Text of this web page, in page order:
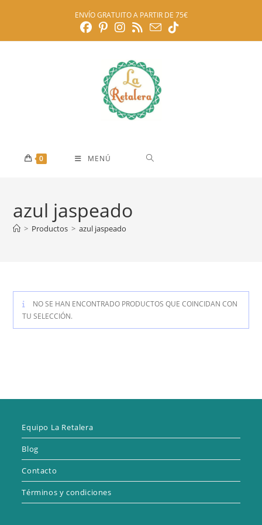
ENVÍO GRATUITO A PARTIR DE 75€
0 MENÚ
azul jaspeado
> Productos > azul jaspeado
NO SE HAN ENCONTRADO PRODUCTOS QUE COINCIDAN CON
TU SELECCIÓN.
Equipo La Retalera
Blog
Contacto
Términos y condiciones